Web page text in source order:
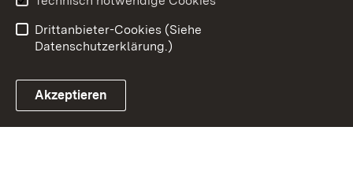
Drittanbieter-Cookies (Siehe
Datenschutzerklärung.)
Akzeptieren